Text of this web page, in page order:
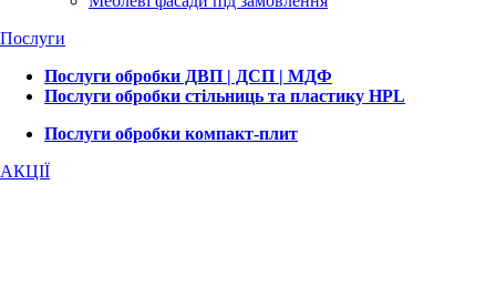
Послуги
Послуги обробки ДВП | ДСП | МДФ
Послуги обробки стільниць та пластику HPL
Послуги обробки компакт-плит
АКЦІЇ